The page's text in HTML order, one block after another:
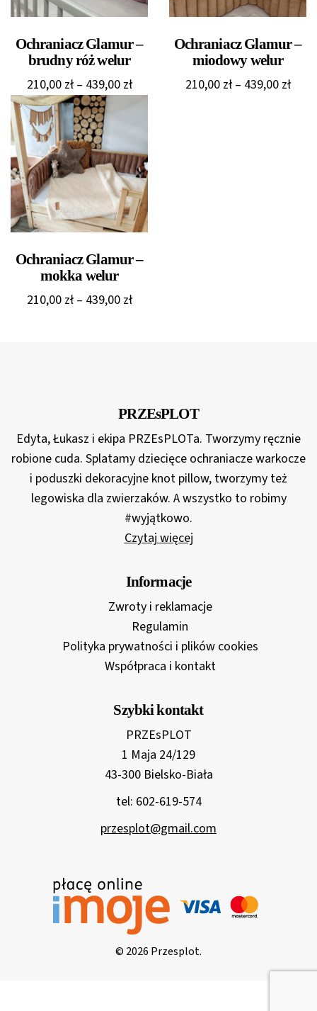
Ochraniacz Glamur –
brudny róż welur
210,00 zł – 439,00 złZakres
do
439,00 zł
Ochraniacz Glamur –
miodowy welur
210,00 zł – 439,00 zł
Ochraniacz Glamur –
mokka welur
210,00 zł – 439,00 złZakres
PRZEsPLOT
Edyta, Łukasz i ekipa PRZEsPLOTa. Tworzymy ręcznie
robione cuda. Splatamy dziecięce ochraniacze warkocze
i poduszki dekoracyjne knot pillow, tworzymy też
legowiska dla zwierzaków. A wszystko to robimy
#wyjątkowo.
Czytaj więcej
Informacje
Zwroty i reklamacje
Regulamin
Polityka prywatności i plików cookies
Współpraca i kontakt
Szybki kontakt
PRZEsPLOT
1 Maja 24/129
43-300 Bielsko-Biała
tel: 602-619-574
przesplot@gmail.com
© 2026 Przesplot.